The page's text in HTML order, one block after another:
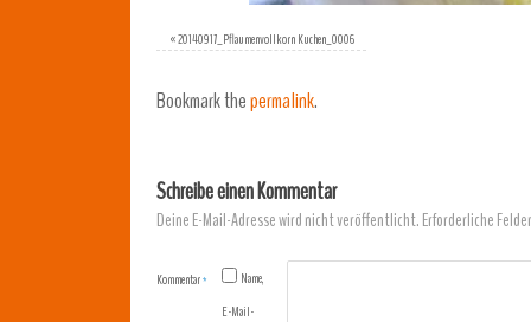
«20140917_Pflaumenvollkorn Kuchen_0006
Bookmark thepermalink.
Schreibe einen Kommentar
Deine E-Mail-Adresse wird nicht veröffentlicht.Erforderliche
Kommentar*
Name,
E-Mail-